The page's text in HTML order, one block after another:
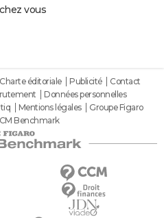
vous
Charte éditoriale Publicité
Contact
Données personnelles
Mentions légales
Groupe Figaro
Benchmark